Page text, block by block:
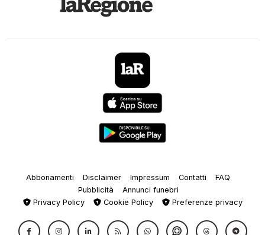
Abbonamenti Disclaimer Impressum Contatti
FAQ
Pubblicità
Annunci funebri
Privacy Policy
Cookie Policy Preferenze privacy